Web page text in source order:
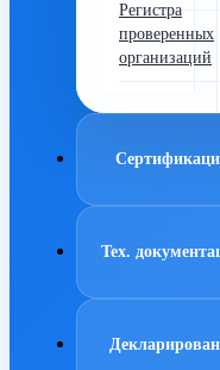
Регистра
проверенных
организаций
Тех.